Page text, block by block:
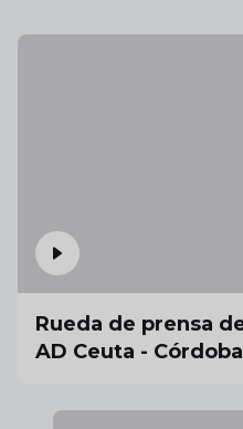
Rueda de prensa
AD Ceuta -